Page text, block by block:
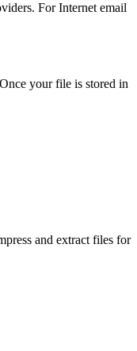
For Internet email
your file is stored in
and extract files for